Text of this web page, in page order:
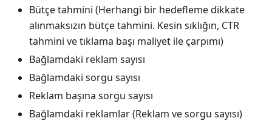
Bütçe tahmini (Herhangi bir hedefleme dikkate
alınmaksızın bütçe tahmini. Kesin sıklığın, CTR
tahmini ve tıklama başı maliyet ile çarpımı)
Bağlamdaki reklam sayısı
Bağlamdaki sorgu sayısı
Reklam başına sorgu sayısı
Bağlamdaki reklamlar (Reklam ve sorgu sayısı)